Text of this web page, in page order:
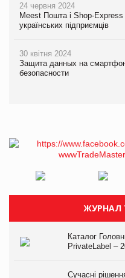
24 червня 2024
Meest Пошта і Shop-
українських підприємців
30 квітня 2024
Защита данных на
безопасности
ЖУРНАЛ
Каталог
PrivateLabel –
Сучасні